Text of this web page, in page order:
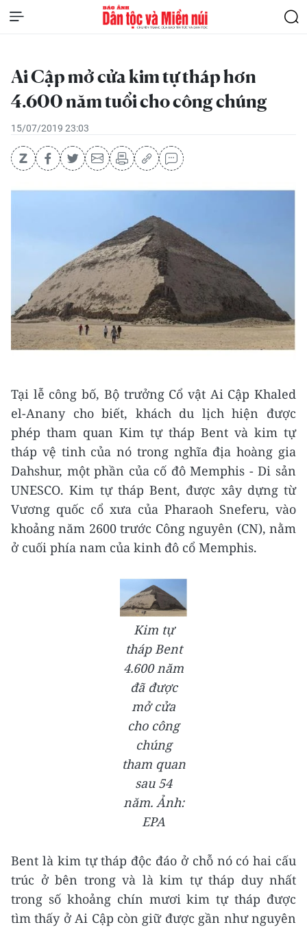
Ai Cập mở cửa kim tự tháp hơn
4.600 năm tuổi cho công chúng
15/07/2019 23:03
Tại lễ công bố, Bộ trưởng Cổ vật Ai Cập Khaled
el-Anany cho biết, khách du lịch hiện được
phép tham quan Kim tự tháp Bent và kim tự
tháp vệ tinh của nó trong nghĩa địa hoàng gia
Dahshur, một phần của cố đô Memphis - Di sản
UNESCO. Kim tự tháp Bent, được xây dựng từ
Vương quốc cổ xưa của Pharaoh Sneferu, vào
khoảng năm 2600 trước Công nguyên (CN), nằm
ở cuối phía nam của kinh đô cổ Memphis.
Kim tự
tháp Bent
4.600 năm
đã được
mở cửa
cho công
chúng
tham quan
sau 54
năm. Ảnh:
EPA
Bent là kim tự tháp độc đáo ở chỗ nó có hai cấu
trúc ở bên trong và là kim tự tháp duy nhất
trong số khoảng chín mươi kim tự tháp được
tìm thấy ở Ai Cập còn giữ được gần như nguyên